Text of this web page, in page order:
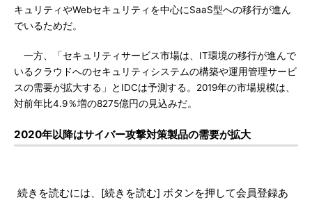
キュリティやWebセキュリティを中心にSaaS型への移行が進ん
でいるためだ。
一方、「セキュリティサービス市場は、IT環境の移行が進んで
いるクラウドへのセキュリティシステムの構築や運用管理サービ
スの需要が拡大する」とIDCは予測する。2019年の市場規模は、
対前年比4.9％増の8275億円の見込みだ。
2020年以降はサイバー攻撃対策製品の需要が拡大
続きを読むには、[続きを読む] ボタンを押して会員登録あ